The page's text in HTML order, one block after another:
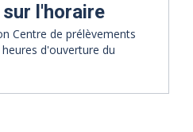
l'horaire
Centre de prélèvements
d'ouverture du